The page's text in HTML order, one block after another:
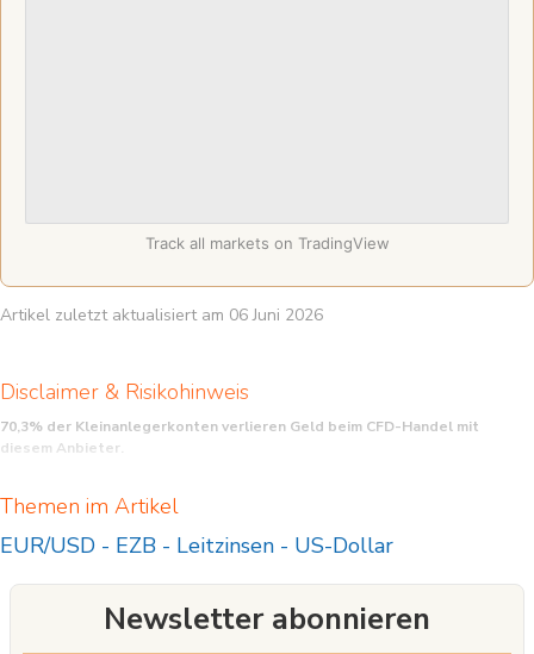
Track all markets on TradingView
Artikel zuletzt aktualisiert am 06 Juni 2026
Disclaimer & Risikohinweis
70,3% der Kleinanlegerkonten verlieren Geld beim CFD-Handel mit
diesem Anbieter.
hohes Risiko, schnell Geld zu verlieren. Sie sollten überlegen, ob Sie verstehen,
einzugehen, Ihr Geld zu verlieren.
Themen im Artikel
EUR/USD - EZB - Leitzinsen - US-Dollar
Newsletter abonnieren